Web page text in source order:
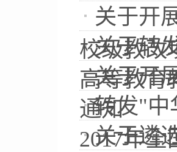
关于开
校级教改
关于转
高等教育
关于开
通知
转发"中
2017年全
关于遴